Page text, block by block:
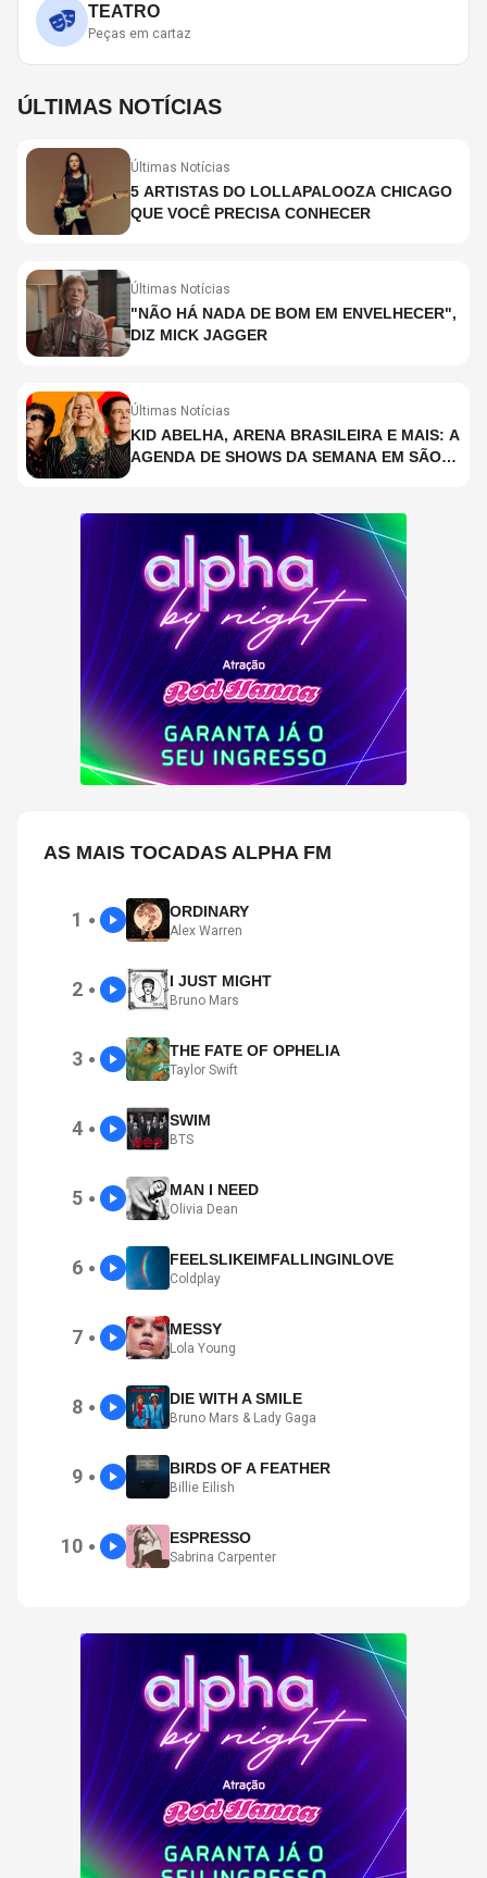
TEATRO
Peças em cartaz
ÚLTIMAS NOTÍCIAS
Últimas Notícias
5 ARTISTAS DO LOLLAPALOOZA CHICAGO
QUE VOCÊ PRECISA CONHECER
Últimas Notícias
"NÃO HÁ NADA DE BOM EM ENVELHECER",
DIZ MICK JAGGER
Últimas Notícias
KID ABELHA, ARENA BRASILEIRA E MAIS: A
AGENDA DE SHOWS DA SEMANA EM SÃO
AS MAIS TOCADAS ALPHA FM
1 ● ORDINARY
Alex Warren
2 ● I JUST MIGHT
Bruno Mars
3 ● THE FATE OF OPHELIA
Taylor Swift
4 ● SWIM
BTS
5 ● MAN I NEED
Olivia Dean
6 ● FEELSLIKEIMFALLINGINLOVE
Coldplay
7 ● MESSY
Lola Young
8 ● DIE WITH A SMILE
Bruno Mars & Lady Gaga
9 ● BIRDS OF A FEATHER
Billie Eilish
10 ● ESPRESSO
Sabrina Carpenter